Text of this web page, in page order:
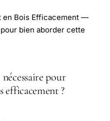
en Bois Efficacement —
bien aborder cette
pour
efficacement ?